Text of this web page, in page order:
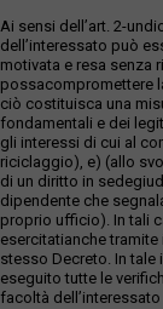
Ai sensi dell’art. 2-
dell’interessato può
motivata e resa senza
possacompromettere
ciò costituisca una
fondamentali e dei
gli interessi di cui al
riciclaggio), e) (allo
di un diritto in
dipendente che
proprio ufficio). In tali
esercitatianche tramite
stesso Decreto. In tale
eseguito tutte le
facoltà